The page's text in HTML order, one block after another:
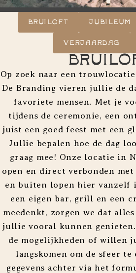
BRUILOFT JUBILEUM
VERJAARDAG
Op zoek naar een
De Branding vieren jullie de
favoriete mensen. Met je
tijdens de ceremonie, een
juist een goed feest met een
Jullie bepalen hoe de dag
graag mee! Onze locatie in
open en direct verbonden
en buiten lopen hier vanzelf
een eigen bar, grill en een
meedenkt, zorgen we dat
jullie vooral kunnen
de mogelijkheden of willen
langskomen om de sfeer te
gegevens achter via het